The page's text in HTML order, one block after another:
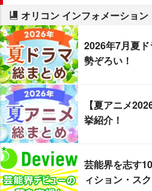
オリコン インフォメーション
2026年7月夏
勢ぞろい！
【夏アニメ
挙紹介！
芸能界を志す
ィション・ス